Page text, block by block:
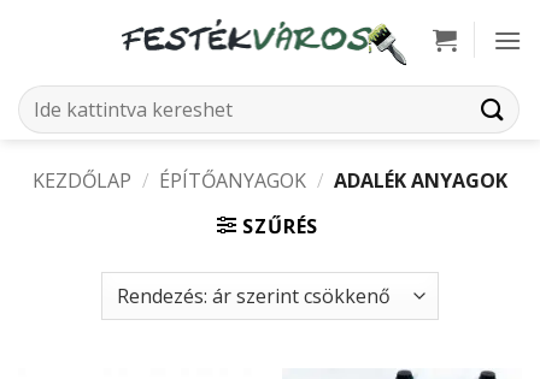
Keresés
a
KEZDŐLAP / ÉPÍTŐANYAGOK / ADALÉK ANYAGOK
SZŰRÉS